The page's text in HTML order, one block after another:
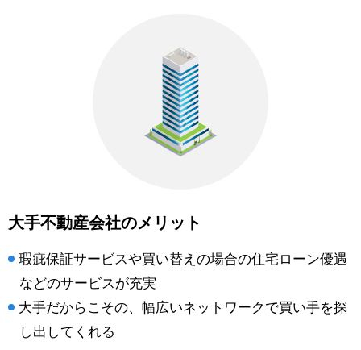
大手不動産会社のメリット
瑕疵保証サービスや買い替えの場合の住宅ローン優遇
などのサービスが充実
大手だからこその、幅広いネットワークで買い手を探
し出してくれる